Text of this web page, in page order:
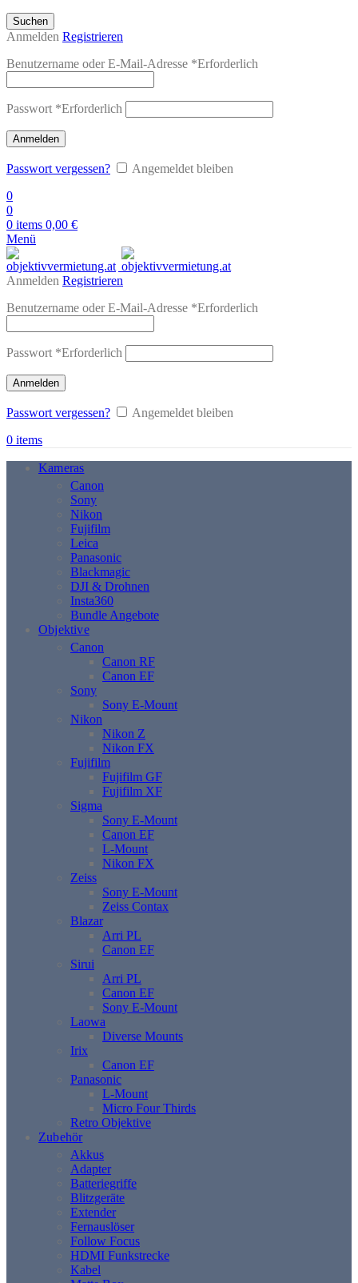
Suchen
Anmelden Registrieren
Benutzername oder E-Mail-Adresse *Erforderlich
Passwort *Erforderlich
Anmelden
Passwort vergessen?
Angemeldet bleiben
0
0
0 items 0,00 €
Menü
Anmelden Registrieren
Benutzername oder E-Mail-Adresse *Erforderlich
Passwort *Erforderlich
Anmelden
Passwort vergessen?
Angemeldet bleiben
0 items
Kameras
Canon
Sony
Nikon
Fujifilm
Leica
Panasonic
Blackmagic
DJI & Drohnen
Insta360
Bundle Angebote
Objektive
Canon
Canon RF
Canon EF
Sony
Sony E-Mount
Nikon
Nikon Z
Nikon FX
Fujifilm
Fujifilm GF
Fujifilm XF
Sigma
Sony E-Mount
Canon EF
L-Mount
Nikon FX
Zeiss
Sony E-Mount
Zeiss Contax
Blazar
Arri PL
Canon EF
Sirui
Arri PL
Canon EF
Sony E-Mount
Laowa
Diverse Mounts
Irix
Canon EF
Panasonic
L-Mount
Micro Four Thirds
Retro Objektive
Zubehör
Akkus
Adapter
Batteriegriffe
Blitzgeräte
Extender
Fernauslöser
Follow Focus
HDMI Funkstrecke
Kabel